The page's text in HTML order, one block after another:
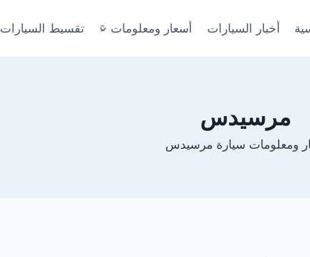
أخبار السيارات أسعار ومعلومات تقسيط السيارات
مرسيدس
ومعلومات سيارة مرسيدس